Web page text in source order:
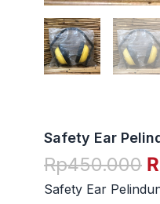
Safety Ear
Rp450.000
Safety Ear